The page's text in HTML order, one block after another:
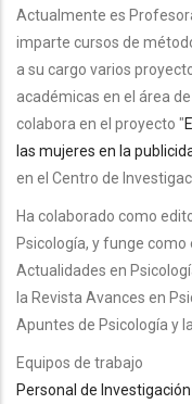
Actualmente es
imparte cursos de
a su cargo varios
académicas en el área
colabora en el proyecto "
las mujeres en la
en el Centro de
Ha colaborado como
Psicología, y funge
Actualidades en
la Revista Avances en
Apuntes de Psicología y
Equipos de trabajo
Personal de Investigación